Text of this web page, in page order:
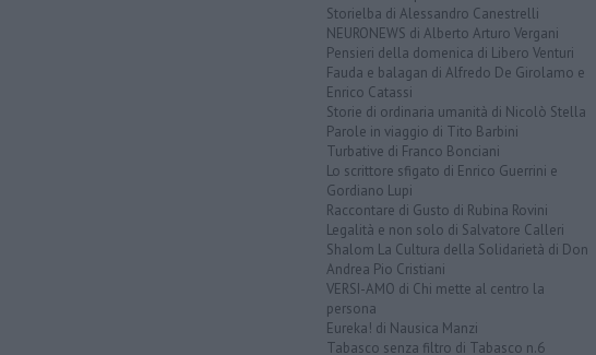
Storielba di Alessandro Canestrelli
NEURONEWS di Alberto Arturo Vergani
Pensieri della domenica di Libero Venturi
Fauda e balagan di Alfredo De Girolamo e
Enrico Catassi
Storie di ordinaria umanità di Nicolò Stella
Parole in viaggio di Tito Barbini
Turbative di Franco Bonciani
Lo scrittore sfigato di Enrico Guerrini e
Gordiano Lupi
Raccontare di Gusto di Rubina Rovini
Legalità e non solo di Salvatore Calleri
Shalom La Cultura della Solidarietà di Don
Andrea Pio Cristiani
VERSI-AMO di Chi mette al centro la
persona
Eureka! di Nausica Manzi
Tabasco senza filtro di Tabasco n.6